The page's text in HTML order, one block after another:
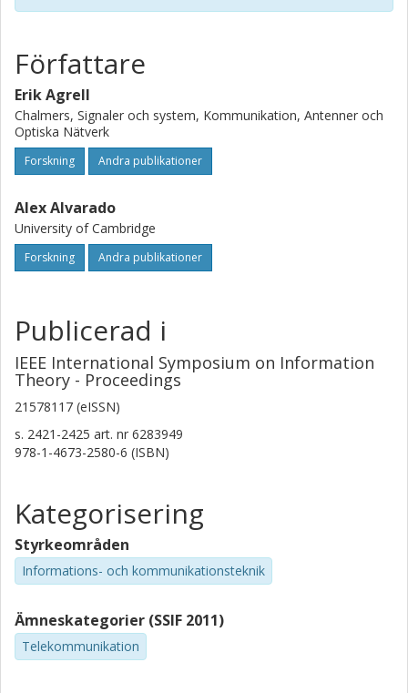
Författare
Erik Agrell
Chalmers, Signaler och system, Kommunikation, Antenner och
Optiska Nätverk
Forskning Andra publikationer
Alex Alvarado
University of Cambridge
Forskning Andra publikationer
Publicerad i
IEEE International Symposium on Information
Theory - Proceedings
21578117 (eISSN)
s. 2421-2425 art. nr 6283949
978-1-4673-2580-6 (ISBN)
Kategorisering
Styrkeområden
Informations- och kommunikationsteknik
Ämneskategorier (SSIF 2011)
Telekommunikation